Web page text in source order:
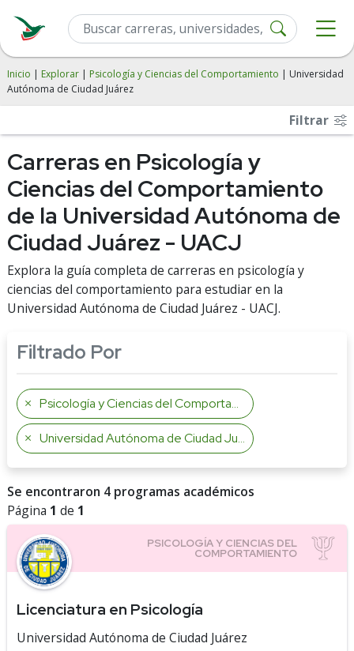
Inicio | Explorar | Psicología y Ciencias del Comportamiento | Universidad
Autónoma de Ciudad Juárez
Filtrar
Carreras en Psicología y
Ciencias del Comportamiento
de la Universidad Autónoma de
Ciudad Juárez - UACJ
Explora la guía completa de carreras en psicología y
ciencias del comportamiento para estudiar en la
Universidad Autónoma de Ciudad Juárez - UACJ.
Filtrado Por
Psicología y Ciencias del Comportamiento
Universidad Autónoma de Ciudad Juárez
Se encontraron 4 programas académicos
Página 1 de 1
Licenciatura en Psicología
Universidad Autónoma de Ciudad Juárez